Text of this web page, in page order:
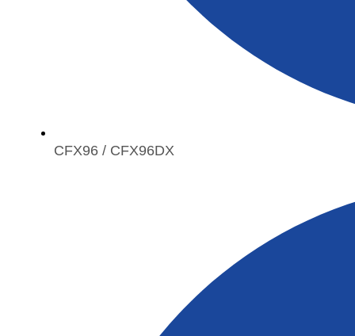
CFX96 / CFX96DX